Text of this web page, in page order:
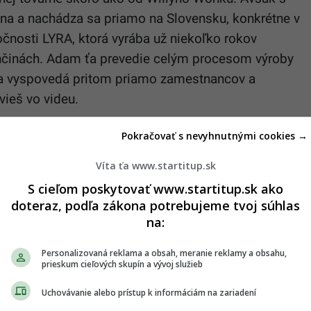
a nachádza sa priamo na Slovensku, konkrétne v
LYRA, ktorá vyrába už niekoľko rokov
Adam ťa prevedie celým procesom výroby
pritom priamo zamestnancov a
vo videu.
ako preferovaný zdroj
Startitup, odkaz sa otvorí v novom okne
rozvíjali svoju vášeň pre čokoládu, až v Južnej
Víta ťa www.startitup.sk
S cieľom poskytovať www.startitup.sk ako
doteraz, podľa zákona potrebujeme tvoj súhlas
na:
Personalizovaná reklama a obsah, meranie reklamy a obsahu,
prieskum cieľových skupín a vývoj služieb
Uchovávanie alebo prístup k informáciám na zariadení
Pokračovať s nevyhnutnými cookies →